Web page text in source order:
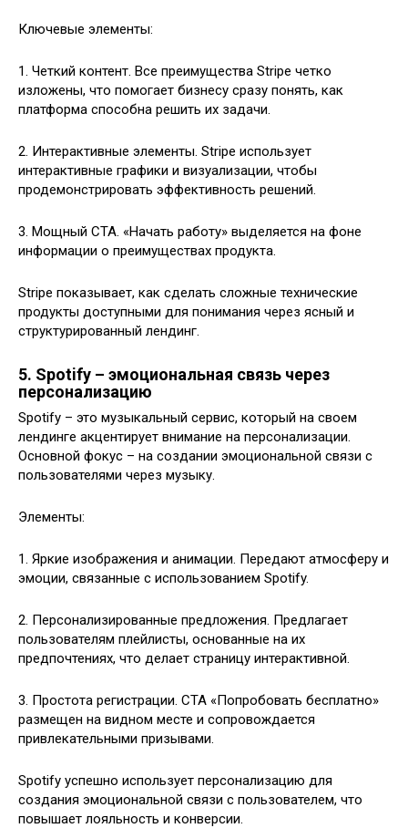
Ключевые элементы:
1. Четкий контент. Все преимущества Stripe четко
изложены, что помогает бизнесу сразу понять, как
платформа способна решить их задачи.
2. Интерактивные элементы. Stripe использует
интерактивные графики и визуализации, чтобы
продемонстрировать эффективность решений.
3. Мощный CTA. «Начать работу» выделяется на фоне
информации о преимуществах продукта.
Stripe показывает, как сделать сложные технические
продукты доступными для понимания через ясный и
структурированный лендинг.
5. Spotify – эмоциональная связь через
персонализацию
Spotify – это музыкальный сервис, который на своем
лендинге акцентирует внимание на персонализации.
Основной фокус – на создании эмоциональной связи с
пользователями через музыку.
Элементы:
1. Яркие изображения и анимации. Передают атмосферу и
эмоции, связанные с использованием Spotify.
2. Персонализированные предложения. Предлагает
пользователям плейлисты, основанные на их
предпочтениях, что делает страницу интерактивной.
3. Простота регистрации. CTA «Попробовать бесплатно»
размещен на видном месте и сопровождается
привлекательными призывами.
Spotify успешно использует персонализацию для
создания эмоциональной связи с пользователем, что
повышает лояльность и конверсии.